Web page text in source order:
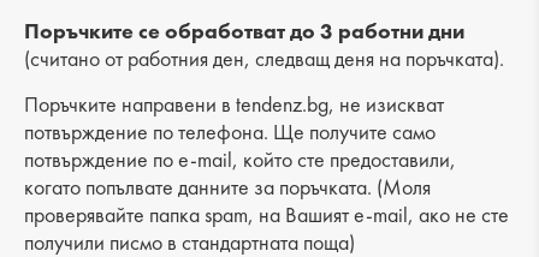
Поръчките се обработват до 3 работни дни
(считано от работния ден, следващ деня на поръчката).
Поръчките направени в tendenz.bg, не изискват
потвърждение по телефона. Ще получите само
потвърждение по e-mail, който сте предоставили,
когато попълвате данните за поръчката. (Моля
проверявайте папка spam, на Вашият e-mail, ако не сте
получили писмо в стандартната поща)